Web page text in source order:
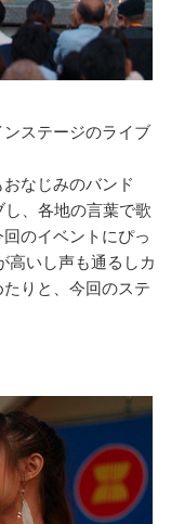
ステージのライブ
なじみのバンド
し、各地の言葉で歌
のイベントにぴっ
高いし声も通るしカ
りと、今回のステ